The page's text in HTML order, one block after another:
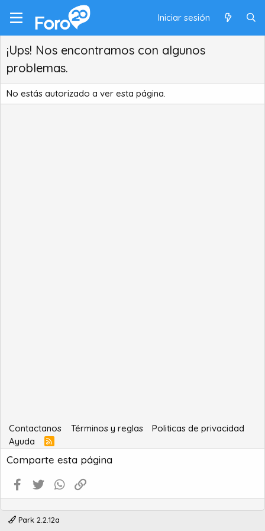
Iniciar sesión
¡Ups! Nos encontramos con algunos
problemas.
No estás autorizado a ver esta página.
Contactanos Términos y reglas
Politicas de privacidad
Ayuda
R
S
S
Comparte esta página
Facebook
Twitter WhatsApp
Park 2.2.12a